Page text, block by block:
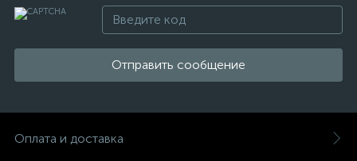
Отправить сообщение
Оплата и доставка